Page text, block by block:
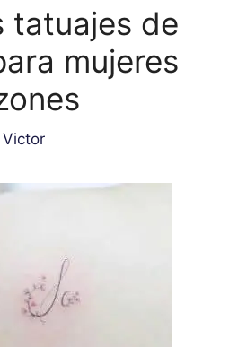
tatuajes de
mujeres
Victor